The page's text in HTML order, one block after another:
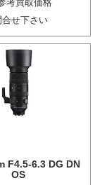
考買取価格
合せ下さい
F4.5-6.3 DG DN
OS